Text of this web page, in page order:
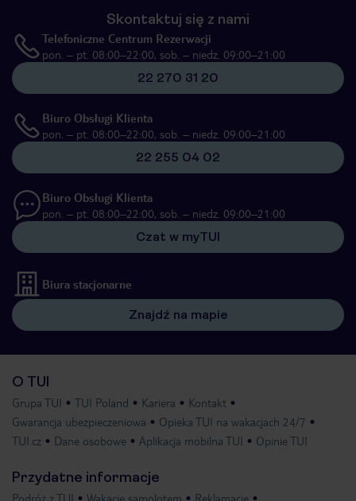
Skontaktuj się z nami
Telefoniczne Centrum Rezerwacji
pon. – pt. 08:00–22:00, sob. – niedz. 09:00–21:00
22 270 31 20
Biuro Obsługi Klienta
pon. – pt. 08:00–22:00, sob. – niedz. 09:00–21:00
22 255 04 02
Biuro Obsługi Klienta
pon. – pt. 08:00–22:00, sob. – niedz. 09:00–21:00
Czat w myTUI
Biura stacjonarne
Znajdź na mapie
O TUI
Grupa TUI TUI Poland Kariera
Kontakt
Gwarancja ubezpieczeniowa
Opieka TUI na wakacjach 24/7
TUI.cz
Dane osobowe Aplikacja mobilna TUI Opinie TUI
Przydatne informacje
Podróż z TUI Wakacje samolotem Reklamacje